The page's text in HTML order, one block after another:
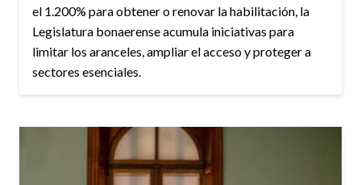
el 1.200% para obtener o renovar la habilitación, la
Legislatura bonaerense acumula iniciativas para
limitar los aranceles, ampliar el acceso y proteger a
sectores esenciales.